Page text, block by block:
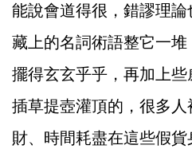
能說會道得很，錯謬理
藏上的名詞術語整它一
擺得玄玄乎乎，再加上
插草提壺灌頂的，很多
財、時間耗盡在這些假